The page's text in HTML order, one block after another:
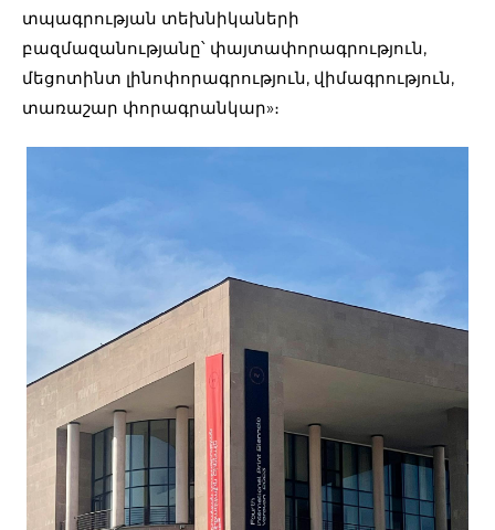
տպագրության տեխնիկաների
բազմազանությանը՝ փայտափորագրություն,
մեցոտինտ լինոփորագրություն, վիմագրություն,
տառաշար փորագրանկար»։